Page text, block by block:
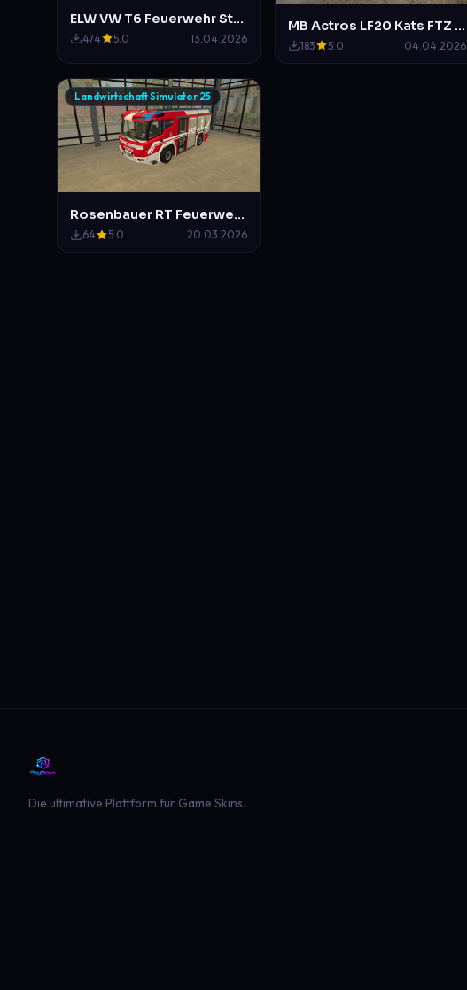
ELW VW T6 Feuerwehr Stadt-Mittelberg
474 5.0 13.04.2026
MB Actros LF20 Kats FTZ Mittelberg
183 5.0 04.04.2026
Landwirtschaft Simulator 25
Rosenbauer RT Feuerwehr Mittelberg (Im Darmstädter Design)
64 5.0 20.03.2026
Die ultimative Plattform für Game Skins.